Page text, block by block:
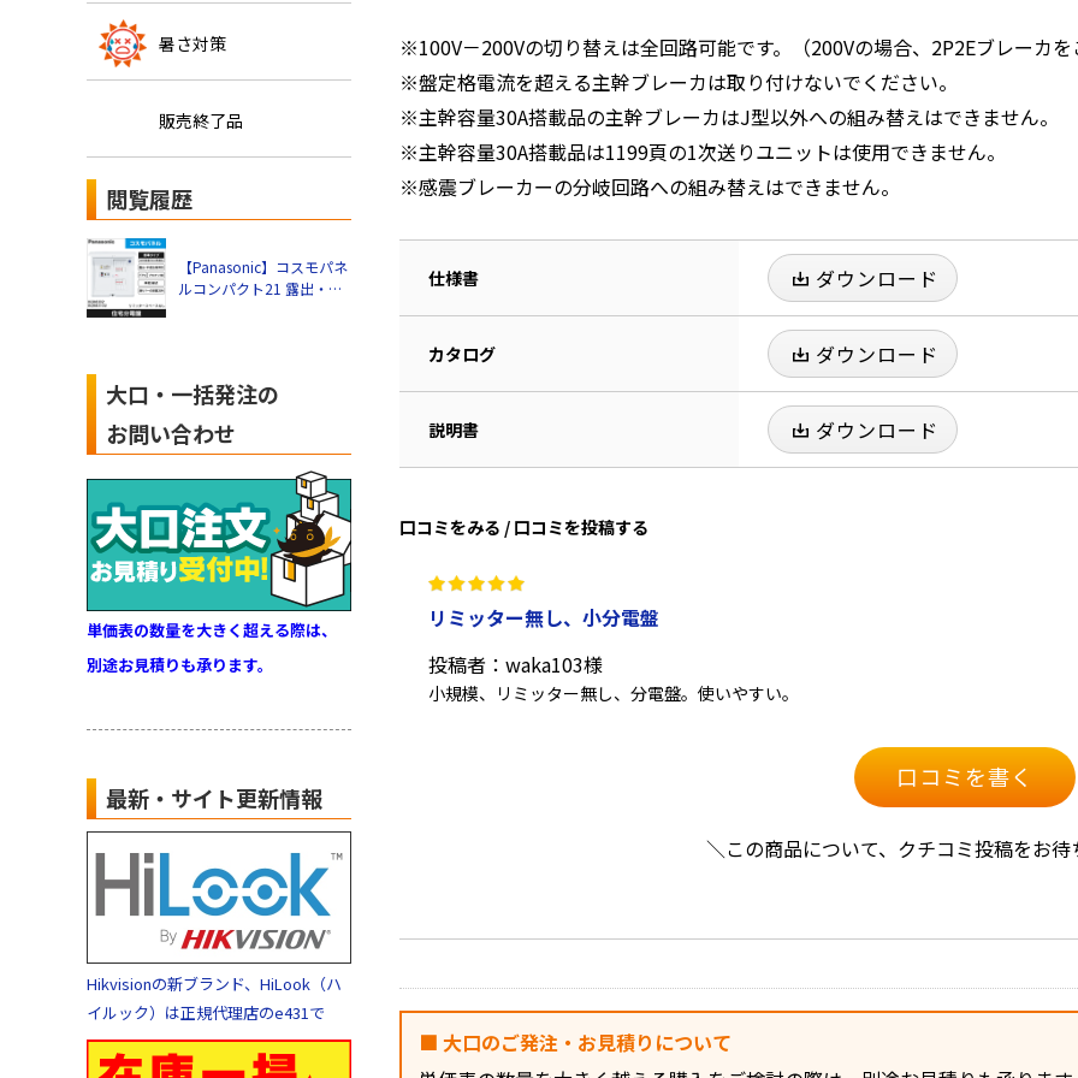
暑さ対策
販売終了品
閲覧履歴
【Panasonic】コスモパネ
ルコンパクト21 露出・半
BQR83102
大口・一括発注の
お問い合わせ
単価表の数量を大きく超える際は、
別途お見積りも承ります。
最新・サイト更新情報
Hikvisionの新ブランド、HiLook（ハ
イルック）は正規代理店のe431で
※100V－200Vの切り替えは全回路可能です。（200Vの場合、2P2Eブレーカを
※盤定格電流を超える主幹ブレーカは取り付けないでください。
※主幹容量30A搭載品の主幹ブレーカはJ型以外への組み替えはできません。
※主幹容量30A搭載品は1199頁の1次送りユニットは使用できません。
※感震ブレーカーの分岐回路への組み替えはできません。
仕様書 ダウンロード
カタログ ダウンロード
説明書 ダウンロード
口コミをみる / 口コミを投稿する
リミッター無し、小分電盤
投稿者：waka103様
小規模、リミッター無し、分電盤。使いやすい。
口コミを書く
＼この商品について、クチコミ投稿をお
■ 大口のご発注・お見積りについて